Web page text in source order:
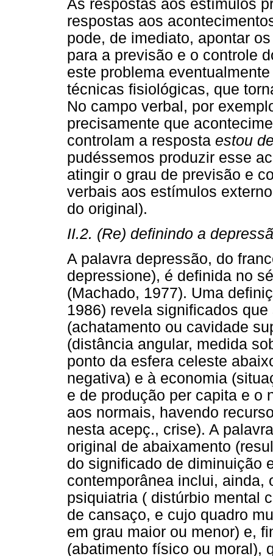
As respostas aos estímulos
respostas aos
pode, de imediato, apontar
para a previsão e o controle
este problema
técnicas fisiológicas, que
No campo verbal, por
precisamente que
controlam a resposta estou
pudéssemos produzir esse
atingir o grau de previsão e
verbais aos estímulos
do original).
II.2. (Re) definindo a
A palavra depressão, do
depressione), é definida no
(Machado, 1977). Uma
1986) revela significados
(achatamento ou cavidade
(distância angular, medida
ponto da esfera celeste
negativa) e à economia
e de produção per capita e o
aos normais, havendo
nesta acepç., crise). A
original de abaixamento
do significado de diminuição
contemporânea inclui, ainda,
psiquiatria ( distúrbio mental
de cansaço, e cujo quadro
em grau maior ou menor) e,
(abatimento físico ou moral),